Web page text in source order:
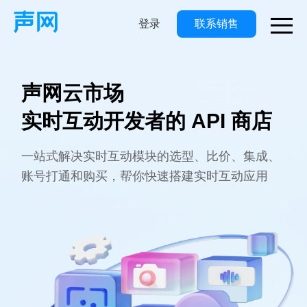
登录
联系销售
声网云市场
实时互动开发者的 API 商店
一站式解决实时互动模块的选型、比价、集成、
账号打通和购买，帮你快速搭建实时互动应用